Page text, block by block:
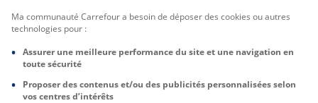
Ma communauté Carrefour a besoin de déposer des cookies ou autres
technologies pour :
Assurer une meilleure performance du site et une navigation en
toute sécurité
Proposer des contenus et/ou des publicités personnalisées selon
vos centres d’intérêts